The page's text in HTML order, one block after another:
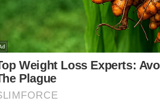
anak tiri
Dua bapa mengaku bersalah,
anak guna pisau pemotong
Saowarot juga dilaporkan
jenazah anaknya di hospital,
itu yang mengambil mayat